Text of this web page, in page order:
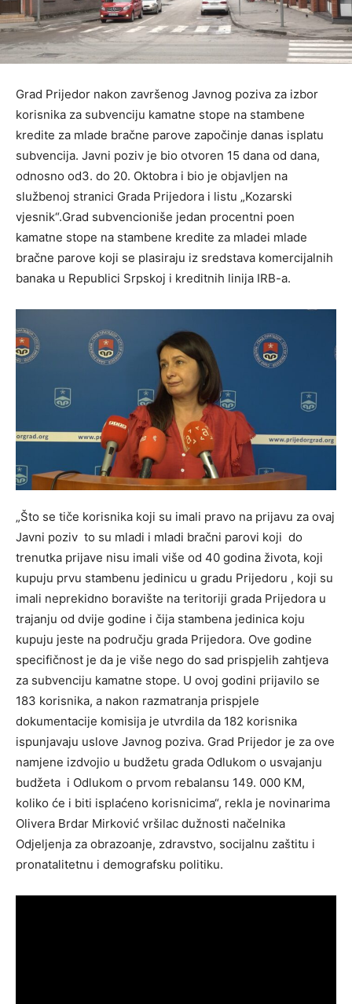
Grad Prijedor nakon završenog Javnog poziva za izbor
korisnika za subvenciju kamatne stope na stambene
kredite za mlade bračne parove započinje danas isplatu
subvencija. Javni poziv je bio otvoren 15 dana od dana,
odnosno od3. do 20. Oktobra i bio je objavljen na
službenoj stranici Grada Prijedora i listu „Kozarski
vjesnik“.Grad subvencioniše jedan procentni poen
kamatne stope na stambene kredite za mladei mlade
bračne parove koji se plasiraju iz sredstava komercijalnih
banaka u Republici Srpskoj i kreditnih linija IRB-a.
„Što se tiče korisnika koji su imali pravo na prijavu za ovaj
Javni poziv to su mladi i mladi bračni parovi koji do
trenutka prijave nisu imali više od 40 godina života, koji
kupuju prvu stambenu jedinicu u gradu Prijedoru , koji su
imali neprekidno boravište na teritoriji grada Prijedora u
trajanju od dvije godine i čija stambena jedinica koju
kupuju jeste na području grada Prijedora. Ove godine
specifičnost je da je više nego do sad prispjelih zahtjeva
za subvenciju kamatne stope. U ovoj godini prijavilo se
183 korisnika, a nakon razmatranja prispjele
dokumentacije komisija je utvrdila da 182 korisnika
ispunjavaju uslove Javnog poziva. Grad Prijedor je za ove
namjene izdvojio u budžetu grada Odlukom o usvajanju
budžeta i Odlukom o prvom rebalansu 149. 000 KM,
koliko će i biti isplaćeno korisnicima“, rekla je novinarima
Olivera Brdar Mirković vršilac dužnosti načelnika
Odjeljenja za obrazoanje, zdravstvo, socijalnu zaštitu i
pronatalitetnu i demografsku politiku.